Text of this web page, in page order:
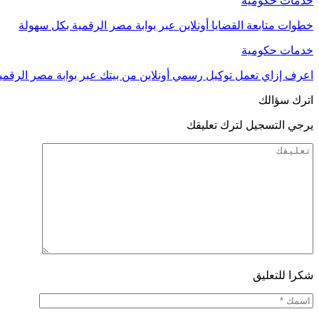
خطوات متابعة القضايا أونلاين عبر بوابة مصر الرقمية بكل سهولة
خدمات حكومية
اعرف إزاي تعمل توكيل رسمي أونلاين من بيتك عبر بوابة مصر
اترك سؤالك
يرجي التسجيل لترك تعليقك
شكرا للتعليق